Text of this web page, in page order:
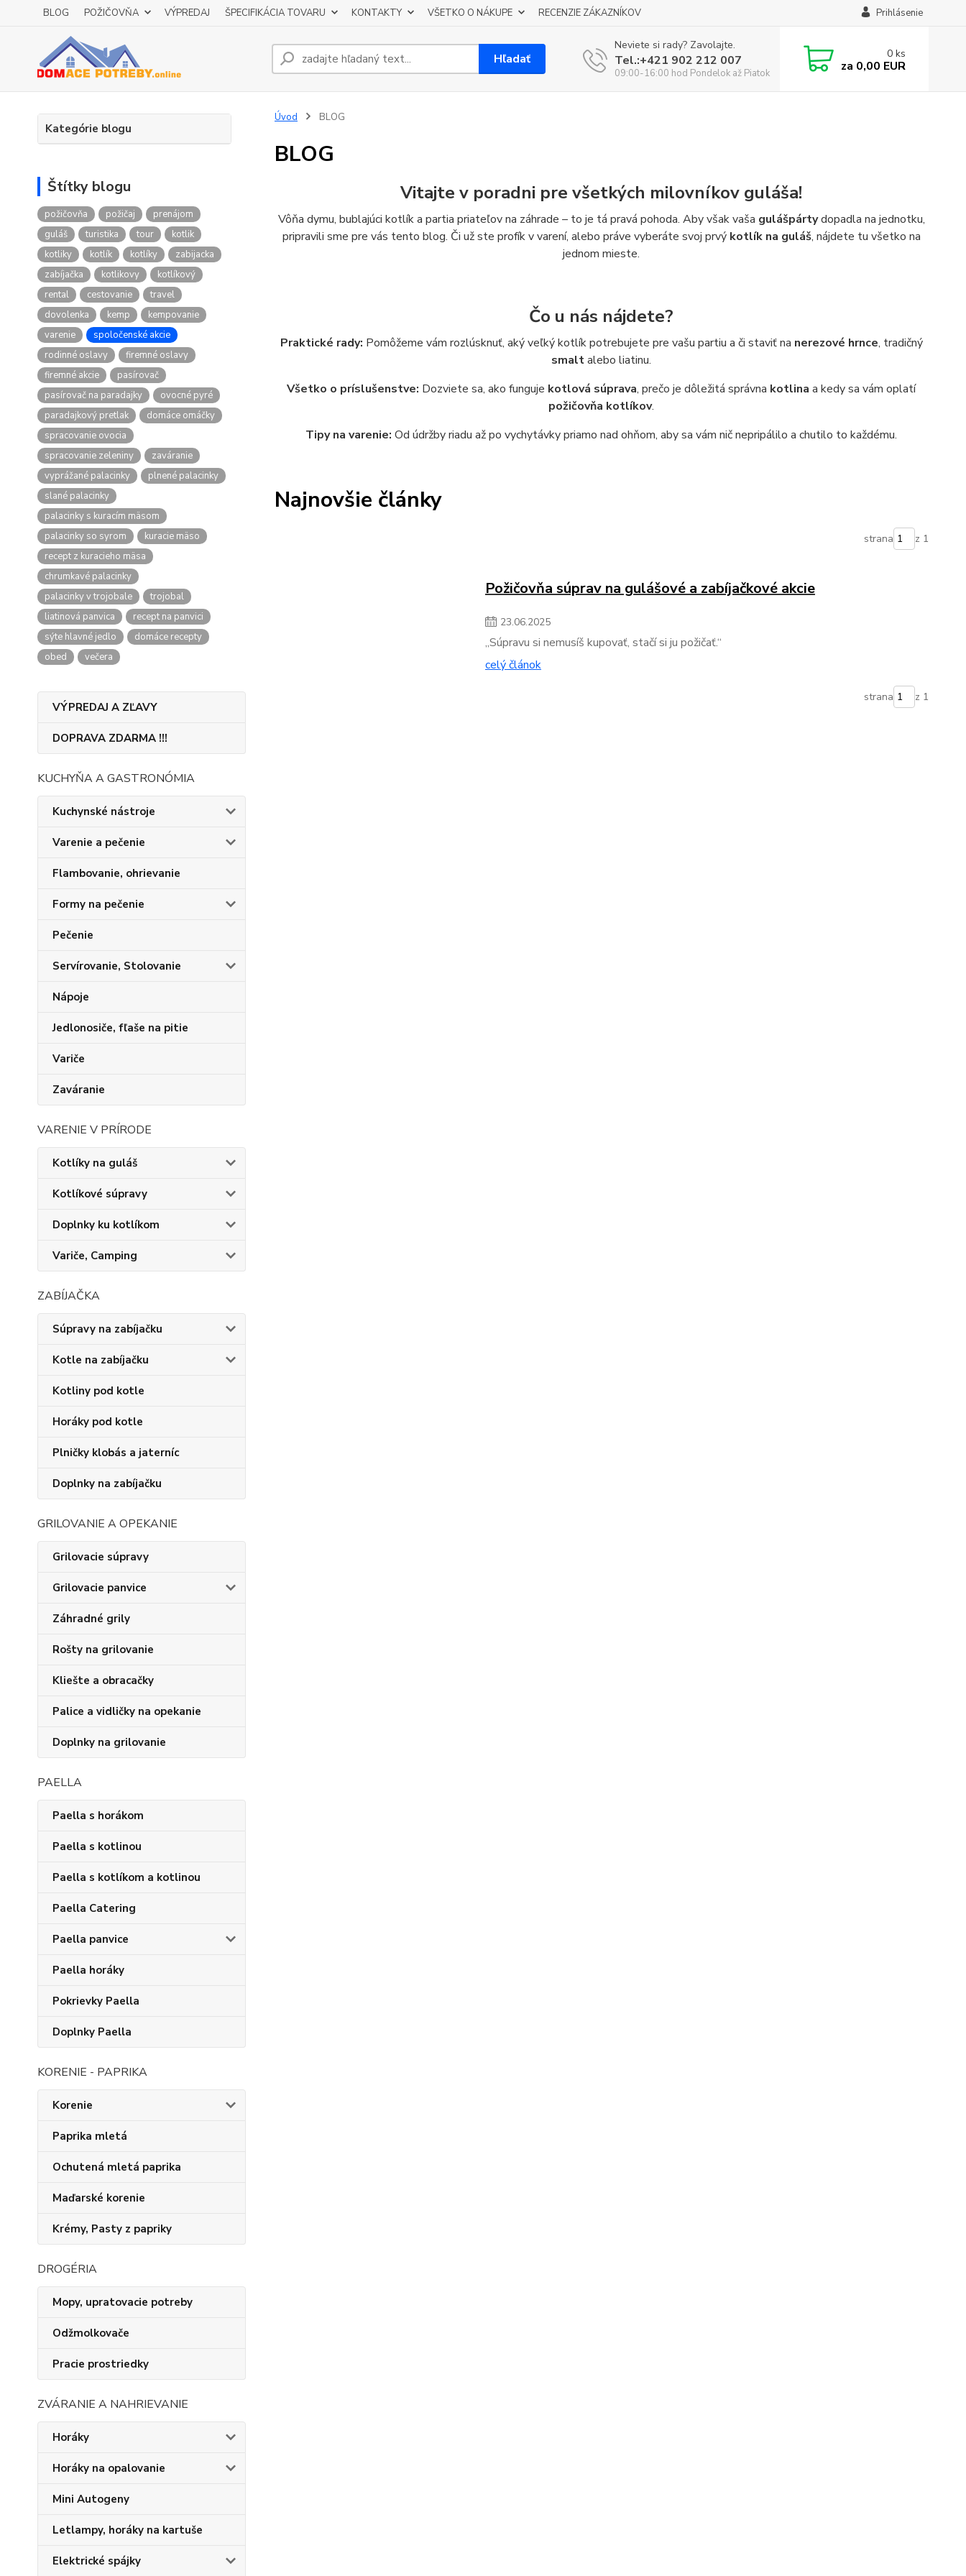
BLOG POŽIČOVŇA VÝPREDAJ ŠPECIFIKÁCIA TOVARU KONTAKTY VŠETKO O NÁKUPE RECENZIE ZÁKAZNÍKOV Prihlásenie
Hľadať
Neviete si rady? Zavolajte.
Tel.:+421 902 212 007
09:00-16:00 hod Pondelok až Piatok
0 ks
za 0,00 EUR
Kategórie blogu
Štítky blogu
požičovňa požičaj
prenájom
guláš
turistika tour
kotlik
kotliky
kotlík kotlíky
zabijacka
zabíjačka
kotlikovy
kotlíkový
rental
cestovanie
travel
dovolenka
kemp
kempovanie
varenie
spoločenské akcie
rodinné oslavy
firemné oslavy
firemné akcie
pasírovač
pasírovač na paradajky
ovocné pyré
paradajkový pretlak
domáce omáčky
spracovanie ovocia
spracovanie zeleniny
zaváranie
vyprážané palacinky
plnené palacinky
slané palacinky
palacinky s kuracím mäsom
palacinky so syrom
kuracie mäso
recept z kuracieho mäsa
chrumkavé palacinky
palacinky v trojobale
trojobal
liatinová panvica
recept na panvici
sýte hlavné jedlo
domáce recepty
obed
večera
VÝPREDAJ A ZĽAVY
DOPRAVA ZDARMA !!!
KUCHYŇA A GASTRONÓMIA
Kuchynské nástroje
Varenie a pečenie
Flambovanie, ohrievanie
Formy na pečenie
Pečenie
Servírovanie, Stolovanie
Nápoje
Jedlonosiče, fľaše na pitie
Variče
Zaváranie
VARENIE V PRÍRODE
Kotlíky na guláš
Kotlíkové súpravy
Doplnky ku kotlíkom
Variče, Camping
ZABÍJAČKA
Súpravy na zabíjačku
Kotle na zabíjačku
Kotliny pod kotle
Horáky pod kotle
Plničky klobás a jaterníc
Doplnky na zabíjačku
GRILOVANIE A OPEKANIE
Grilovacie súpravy
Grilovacie panvice
Záhradné grily
Rošty na grilovanie
Kliešte a obracačky
Palice a vidličky na opekanie
Doplnky na grilovanie
PAELLA
Paella s horákom
Paella s kotlinou
Paella s kotlíkom a kotlinou
Paella Catering
Paella panvice
Paella horáky
Pokrievky Paella
Doplnky Paella
KORENIE - PAPRIKA
Korenie
Paprika mletá
Ochutená mletá paprika
Maďarské korenie
Krémy, Pasty z papriky
DROGÉRIA
Mopy, upratovacie potreby
Odžmolkovače
Pracie prostriedky
ZVÁRANIE A NAHRIEVANIE
Horáky
Horáky na opalovanie
Mini Autogeny
Letlampy, horáky na kartuše
Elektrické spájky
Úvod BLOG
BLOG
Vitajte v poradni pre všetkých milovníkov guláša!
Vôňa dymu, bublajúci kotlík a partia priateľov na záhrade – to je tá pravá pohoda. Aby však vaša gulášpártydopadla na jednotku,
pripravili sme pre vás tento blog. Či už ste profík v varení, alebo práve vyberáte svoj prvý kotlík na guláš, nájdete tu všetko na
jednom mieste.
Čo u nás nájdete?
Praktické rady: Pomôžeme vám rozlúsknuť, aký veľký kotlík potrebujete pre vašu partiu a či staviť na nerezové hrnce, tradičný
smaltalebo liatinu.
Všetko o príslušenstve: Dozviete sa, ako funguje kotlová súprava, prečo je dôležitá správna kotlina a kedy sa vám oplatí
požičovňa kotlíkov.
Tipy na varenie: Od údržby riadu až po vychytávky priamo nad ohňom, aby sa vám nič nepripálilo a chutilo to každému.
Najnovšie články
strana z 1
Požičovňa súprav na gulášové a zabíjačkové akcie
23.06.2025
„Súpravu si nemusíš kupovať, stačí si ju požičať.“
celý článok
strana z 1